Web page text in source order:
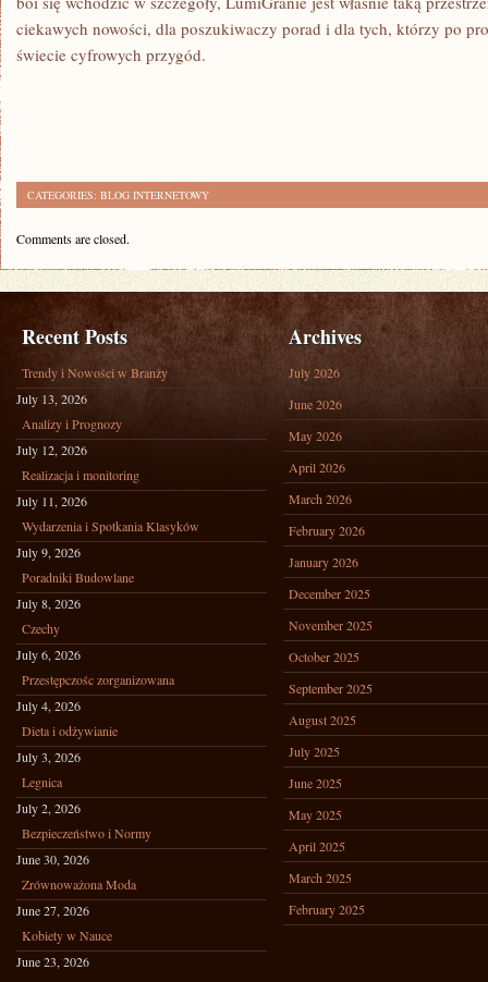
ciekawych nowości, dla poszukiwaczy porad i dla tych, którzy po
świecie cyfrowych przygód.
CATEGORIES: BLOG INTERNETOWY
Comments are closed.
Recent Posts
Trendy i Nowości w Branży
July 13, 2026
Analizy i Prognozy
July 12, 2026
Realizacja i monitoring
July 11, 2026
Wydarzenia i Spotkania Klasyków
July 9, 2026
Poradniki Budowlane
July 8, 2026
Czechy
July 6, 2026
Przestępczośc zorganizowana
July 4, 2026
Dieta i odżywianie
July 3, 2026
Legnica
July 2, 2026
Bezpieczeństwo i Normy
June 30, 2026
Zrównoważona Moda
June 27, 2026
Kobiety w Nauce
June 23, 2026
Archives
July 2026
June 2026
May 2026
April 2026
March 2026
February 2026
January 2026
December 2025
November 2025
October 2025
September 2025
August 2025
July 2025
June 2025
May 2025
April 2025
March 2025
February 2025